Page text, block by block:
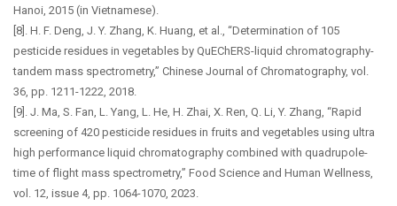
Hanoi, 2015 (in Vietnamese).
[8]. H. F. Deng, J. Y. Zhang, K. Huang, et al., “Determination of 105
pesticide residues in vegetables by QuEChERS-liquid chromatography-
tandem mass spectrometry,” Chinese Journal of Chromatography, vol.
36, pp. 1211-1222, 2018.
[9]. J. Ma, S. Fan, L. Yang, L. He, H. Zhai, X. Ren, Q. Li, Y. Zhang, “Rapid
screening of 420 pesticide residues in fruits and vegetables using ultra
high performance liquid chromatography combined with quadrupole-
time of flight mass spectrometry,” Food Science and Human Wellness,
vol. 12, issue 4, pp. 1064-1070, 2023.